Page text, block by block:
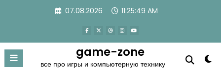
07.08.2026 11:25:49 AM
game-zone
все про игры и компьютерную технику